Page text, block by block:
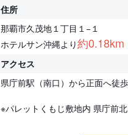
住所
那覇市久茂地１丁目１−１
ホテルサン沖縄より約0.18km
アクセス
県庁前駅（南口）から正面へ徒
※パレットくもじ敷地内 県庁前